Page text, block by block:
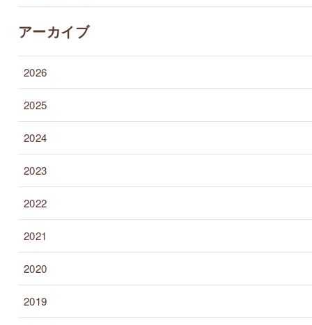
アーカイブ
2026
2025
2024
2023
2022
2021
2020
2019